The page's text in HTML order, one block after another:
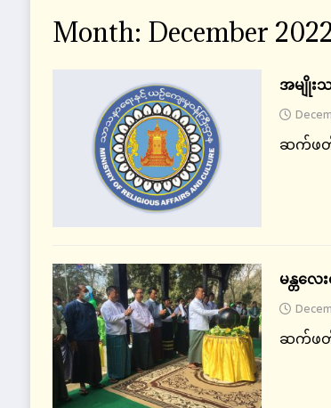
Month: December 2022
အမျိုးသ
ဆက်ဖတ်
မန္တလေ
ဆက်ဖတ်